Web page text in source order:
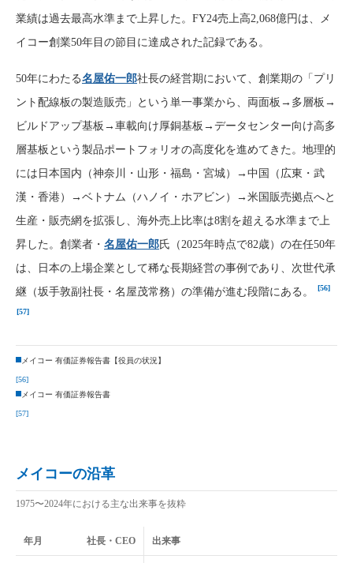
業績は過去最高水準まで上昇した。FY24売上高2,068億円は、メ
イコー創業50年目の節目に達成された記録である。
50年にわたる名屋佑一郎社長の経営期において、創業期の「プリ
ント配線板の製造販売」という単一事業から、両面板→多層板→
ビルドアップ基板→車載向け厚銅基板→データセンター向け高多
層基板という製品ポートフォリオの高度化を進めてきた。地理的
には日本国内（神奈川・山形・福島・宮城）→中国（広東・武
漢・香港）→ベトナム（ハノイ・ホアビン）→米国販売拠点へと
生産・販売網を拡張し、海外売上比率は8割を超える水準まで上
昇した。創業者・ 名屋佑一郎氏（2025年時点で82歳）の在任50年
は、日本の上場企業として稀な長期経営の事例であり、次世代承
継（坂手敦副社長・名屋茂常務）の準備が進む段階にある。
[56]
[57]
メイコー 有価証券報告書【役員の状況】
[56]
メイコー 有価証券報告書
[57]
メイコーの沿革
1975〜2024年における主な出来事を抜粋
年月 社長・CEO 出来事